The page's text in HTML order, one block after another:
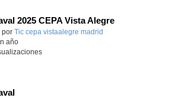
2025 CEPA Vista Alegre
por Tic cepa vistaalegre madrid
año